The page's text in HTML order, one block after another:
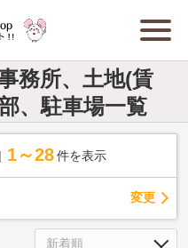
務所、土地(賃
、駐車場一覧
1～28 件を表示
変更